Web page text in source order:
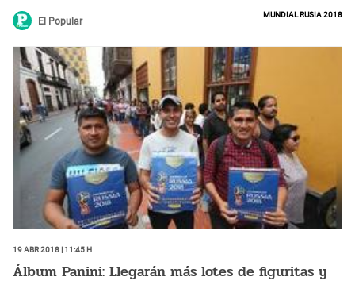
El Popular
Mundial Rusia 2018
19 Abr 2018 | 11:45 h
Álbum Panini: Llegarán más lotes de figuritas y